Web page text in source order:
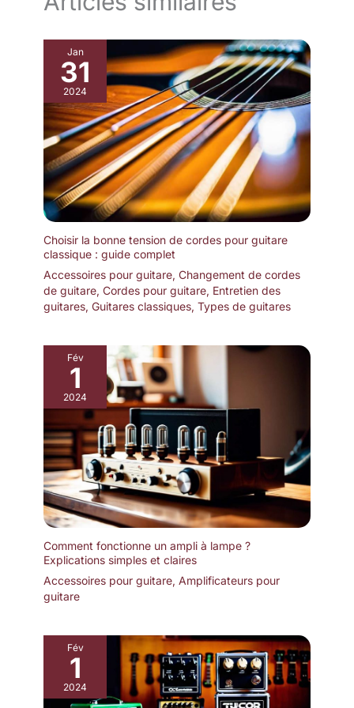
vous pouvez facilement gérer
l'importation et l'exportation de
préréglages et le chargement
de fichiers IR tiers. Vous pouvez
également vous entraîner,
partager et télécharger des
tonalités, puis les charger sur
l'appareil d'une simple
pression. Profitez d'un
fonctionnement pratique et
élargissez efficacement vos
tonalités et vos fonctionnalités.
Jan
31
2024
Choisir la bonne tension de cordes pour guitare
classique : guide complet
Accessoires pour guitare, Changement de cordes
de guitare, Cordes pour guitare, Entretien des
guitares, Guitares classiques, Types de guitares
Fév
1
2024
Comment fonctionne un ampli à lampe ?
Explications simples et claires
Accessoires pour guitare, Amplificateurs pour
guitare
Fév
1
2024